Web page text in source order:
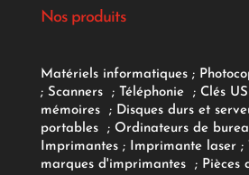
Nos produits
Matériels informatiques;
; Scanners ; Téléphonie ; Clés
mémoires
; Disques durs et
portables
; Ordinateurs de
Imprimantes;Imprimante laser;
marques d'imprimantes
; Pièces